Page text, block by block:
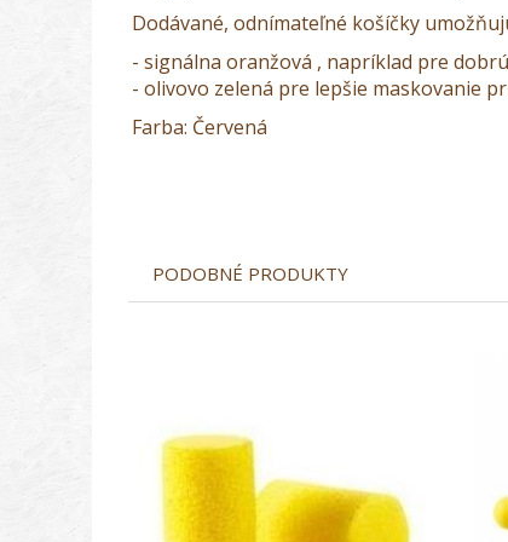
Dodávané, odnímateľné košíčky
- signálna oranžová , napríklad pre
- olivovo zelená pre lepšie maskovanie
Farba: Červená
PODOBNÉ PRODUKTY